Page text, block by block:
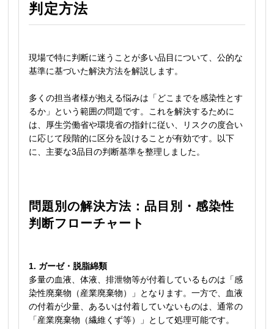
判定方法
現場で特に判断に迷うことが多い品目について、公的な
基準に基づいた解決方法を解説します。
多くの担当者様が抱える悩みは「どこまでを感染性とす
るか」という範囲の問題です。これを解決するために
は、厚生労働省や環境省の指針に従い、リスクの度合い
に応じて段階的に区分を設けることが有効です。以下
に、主要な3品目の判断基準を整理しました。
問題別の解決方法：品目別・感染性
判断フローチャート
1. ガーゼ・脱脂綿類
多量の血液、体液、排泄物等が付着しているものは「感
染性廃棄物（産業廃棄物）」となります。一方で、血液
の付着が少量、あるいは付着していないものは、通常の
「産業廃棄物（繊維くず等）」として処理可能です。